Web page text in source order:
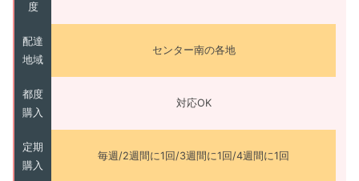
度
配達
地域
センター南の各地
都度
購入
対応OK
定期
購入
毎週/2週間に1回/3週間に1回/4週間に1回